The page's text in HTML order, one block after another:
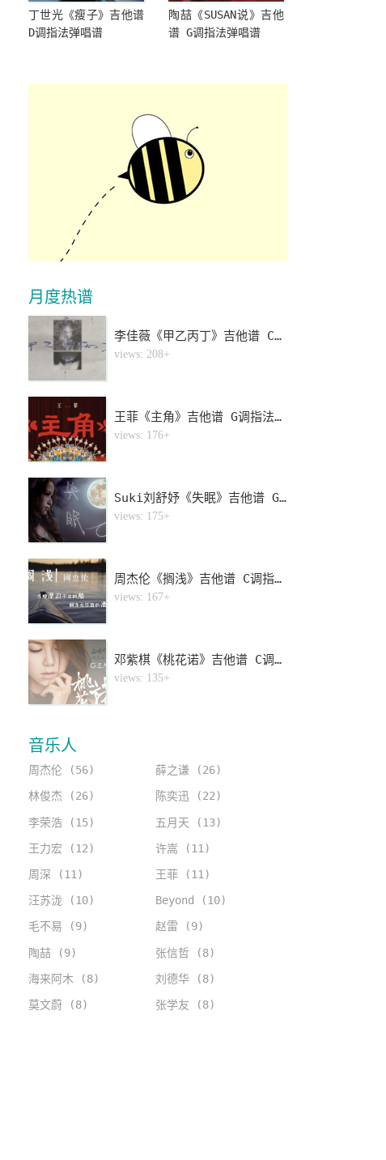
丁世光《瘦子》吉他谱
D调指法弹唱谱
陶喆《SUSAN说》吉他
谱 G调指法弹唱谱
月度热谱
1
李佳薇《甲乙丙丁》吉他谱 C调指法弹唱谱
views: 208+
2
王菲《主角》吉他谱 G调指法弹唱谱
views: 176+
3
Suki刘舒妤《失眠》吉他谱 G调指法弹唱谱
views: 175+
4
周杰伦《搁浅》吉他谱 C调指法弹唱谱
views: 167+
5
邓紫棋《桃花诺》吉他谱 C调指法弹唱谱
views: 135+
音乐人
周杰伦 (56) 薛之谦 (26)
林俊杰 (26) 陈奕迅 (22)
李荣浩 (15) 五月天 (13)
王力宏 (12) 许嵩 (11)
周深 (11) 王菲 (11)
汪苏泷 (10) Beyond (10)
毛不易 (9) 赵雷 (9)
陶喆 (9) 张信哲 (8)
海来阿木 (8) 刘德华 (8)
莫文蔚 (8) 张学友 (8)